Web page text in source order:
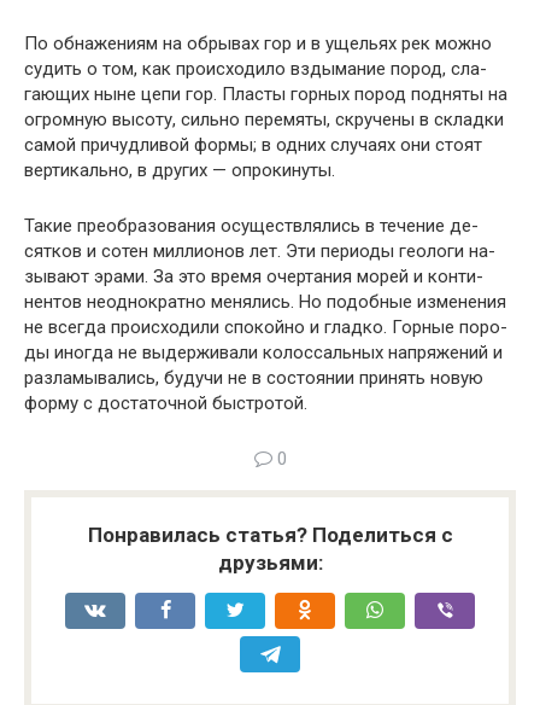
По обнажениям на обрывах гор и в ущельях рек мож­но
судить о том, как происходило вздымание пород, сла­
гающих ныне цепи гор. Пласты горных пород подняты на
огромную высоту, сильно перемяты, скручены в склад­ки
самой причудливой формы; в одних случаях они стоят
вертикально, в других — опрокинуты.
Такие преобразования осуществлялись в течение де­
сятков и сотен миллионов лет. Эти периоды геологи на­
зывают эрами. За это время очертания морей и конти­
нентов неоднократно менялись. Но подобные изменения
не всегда происходили спокойно и гладко. Горные поро­
ды иногда не выдерживали колоссальных напряжений и
разламывались, будучи не в состоянии принять новую
форму с достаточной быстротой.
0
Понравилась статья? Поделиться с
друзьями: